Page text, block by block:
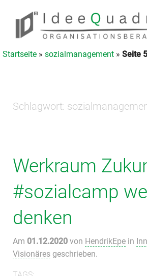
Startseite » sozialmanagement » Seite 5
Schlagwort:
Werkraum
#sozialcamp
denken
Am 01.12.2020 von HendrikEpe in
Visionäres geschrieben.